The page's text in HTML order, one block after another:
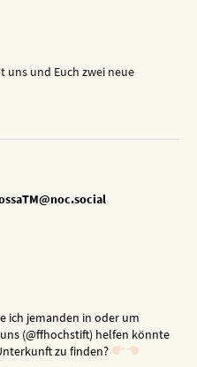
uns und Euch zwei neue
ich jemanden in oder um
(@ffhochstift) helfen könnte
zu finden?